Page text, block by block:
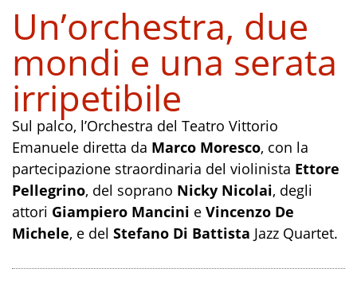
Un’orchestra, due
mondi e una serata
irripetibile
Sul palco, l’Orchestra del Teatro Vittorio
Emanuele diretta da Marco Moresco, con la
partecipazione straordinaria del violinista Ettore
Pellegrino, del soprano Nicky Nicolai, degli
attori Giampiero Mancini e Vincenzo De
Michele, e del Stefano Di Battista Jazz Quartet.